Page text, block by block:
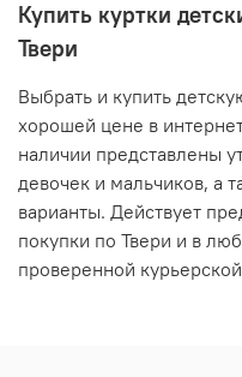
Купить куртки
Твери
Выбрать и купить
хорошей цене в
наличии представлены
девочек и мальчиков, а
варианты. Действует
покупки по Твери и в
проверенной